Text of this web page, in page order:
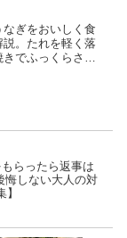
なぎをおいしく食
。たれを軽く落
きでふっくらさせ
らったら返事は
悔しない大人の対